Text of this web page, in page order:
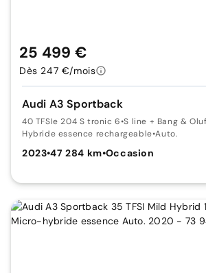
Audi A3 Sportback
40 TFSIe 204 S tronic 6•S line + Bang &
Hybride essence rechargeable•Auto.
2023•47 284 km•Occasion
25 499 €
Dès 247 €/mois